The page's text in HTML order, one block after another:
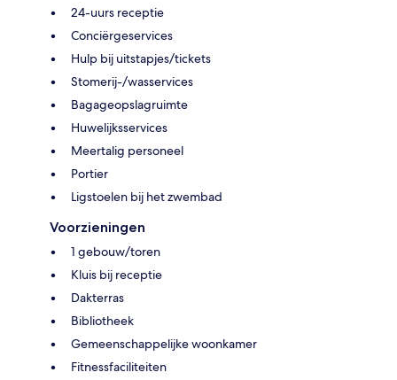
24-uurs receptie
Conciërgeservices
Hulp bij uitstapjes/tickets
Stomerij-/wasservices
Bagageopslagruimte
Huwelijksservices
Meertalig personeel
Portier
Ligstoelen bij het zwembad
Voorzieningen
1 gebouw/toren
Kluis bij receptie
Dakterras
Bibliotheek
Gemeenschappelijke woonkamer
Fitnessfaciliteiten